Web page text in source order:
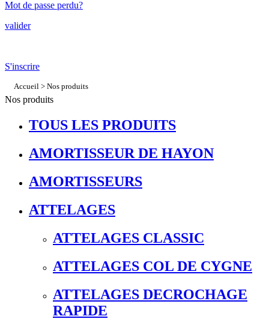
Mot de passe perdu?
valider
S'inscrire
Accueil > Nos produits
Nos produits
TOUS LES PRODUITS
AMORTISSEUR DE HAYON
AMORTISSEURS
ATTELAGES
ATTELAGES CLASSIC
ATTELAGES COL DE CYGNE
ATTELAGES DECROCHAGE
RAPIDE